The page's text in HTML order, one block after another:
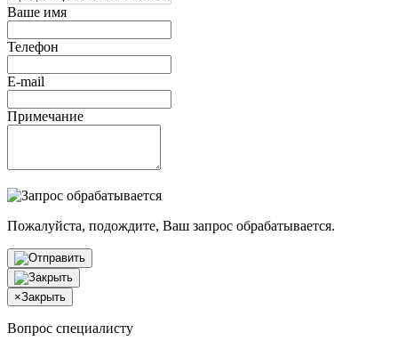
Ваше имя
Телефон
E-mail
Примечание
Пожалуйста, подождите, Ваш запрос обрабатывается.
×Закрыть
Вопрос специалисту